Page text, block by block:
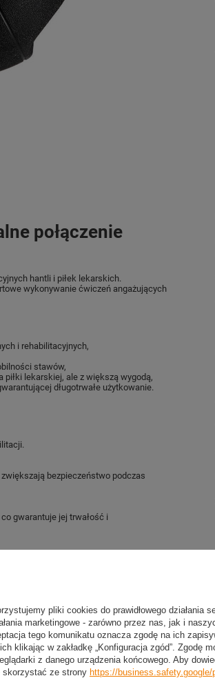
połączenie
hantli i piłek lekarskich.
wykonywanie ćwiczeń angażujących
i rehabilitacyjnych,
stawów,
lekarskiej, ale z większą wygodą,
długotrwałe użytkowanie.
bezpieczeństwo podczas
gwarantuje jej trwałość i
2 Letnia Gwarancja Producenta
Masz pytania?
pliki cookies do prawidłowego działania
marketingowe - zarówno przez nas, jak i
tego komunikatu oznacza zgodę na ich
klikając w zakładkę „Konfiguracja zgód”. Zgodę
z danego urządzenia końcowego. Aby
skorzystać ze strony https://business.safety.google/